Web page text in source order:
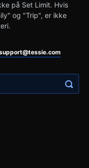
på Set Limit. Hvis
og "Trip", er ikke